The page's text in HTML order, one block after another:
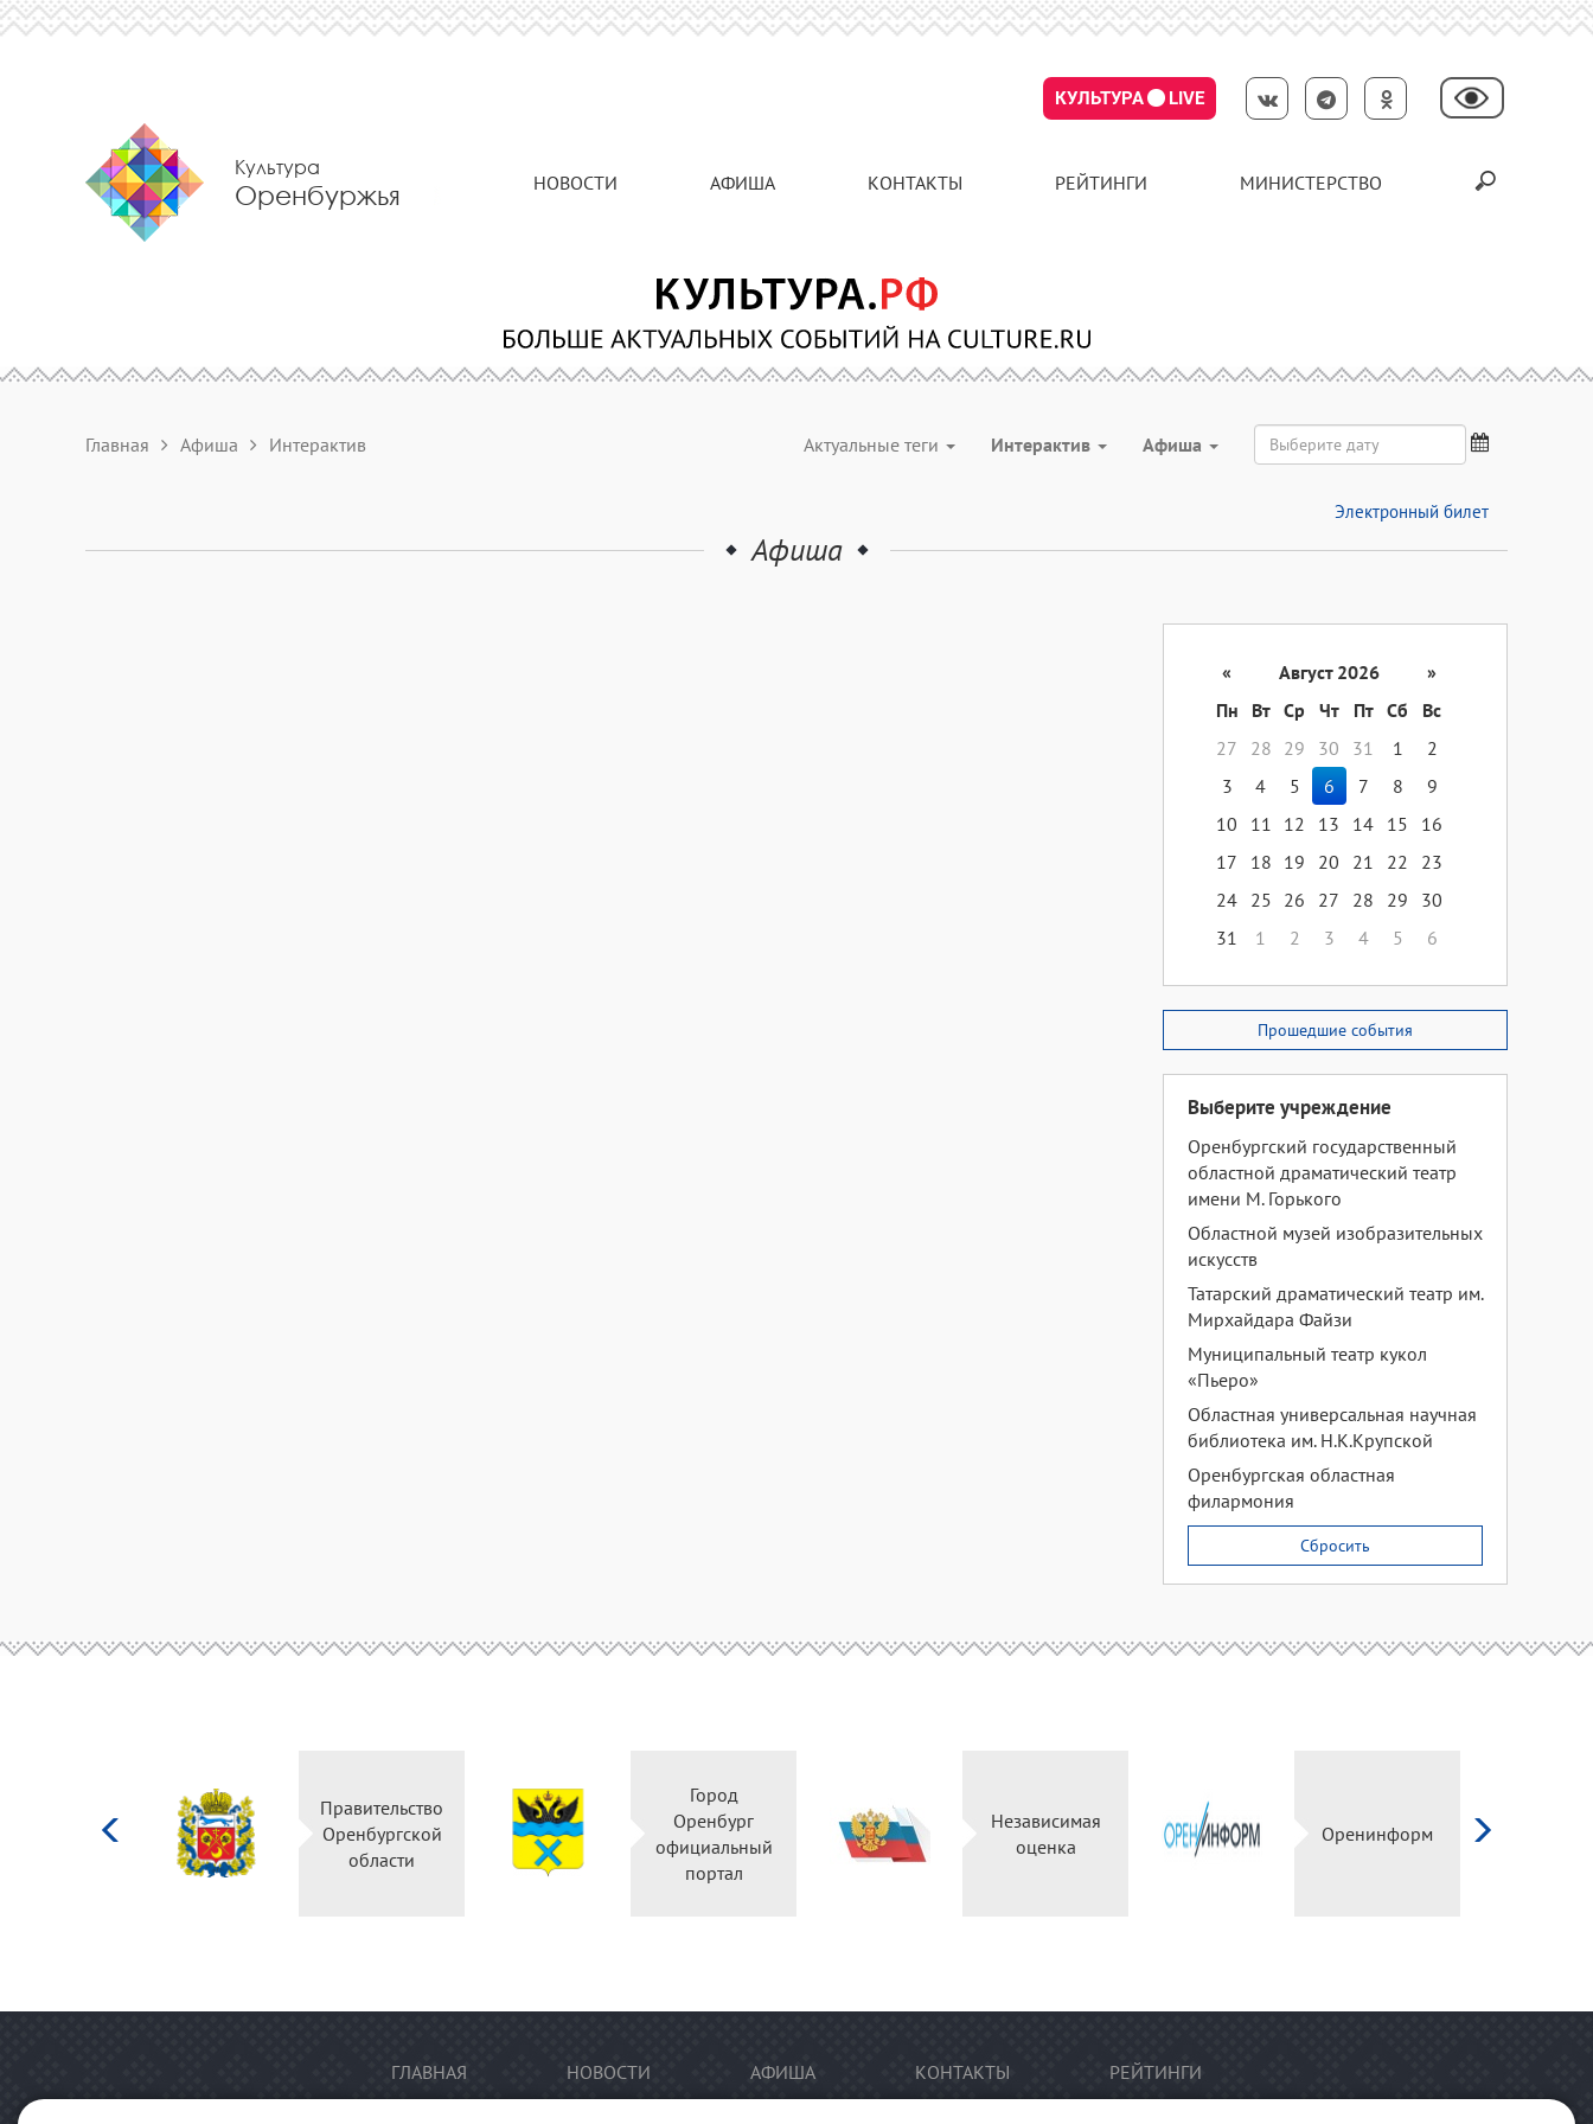
КУЛЬТУРА LIVE
Культура
Оренбуржья НОВОСТИ АФИША КОНТАКТЫ РЕЙТИНГИ МИНИСТЕРСТВО
Главная Афиша Интерактив Актуальные теги Интерактив Aфиша
Электронный билет
Афиша
« Август 2026
»
Пн
Вт Ср Чт Пт Сб
Вс
27
28 29 30 31 1
2
3
4 5 6 7 8
9
10
11 12 13 14 15
16
17
18 19 20 21 22
23
24 25 26 27 28 29
30
31
1 2 3 4 5 6
Прошедшие события
Выберите учреждение
Оренбургский государственный
областной драматический театр
имени М. Горького
Областной музей изобразительных
искусств
Татарский драматический театр им.
Мирхайдара Файзи
Муниципальный театр кукол
«Пьеро»
Областная универсальная научная
библиотека им. Н.К.Крупской
Оренбургская областная
филармония
Сбросить
Правительство
Оренбургской
области
Город
Оренбург
официальный
портал
Независимая
оценка
Оренинформ
ГЛАВНАЯ НОВОСТИ АФИША КОНТАКТЫ РЕЙТИНГИ